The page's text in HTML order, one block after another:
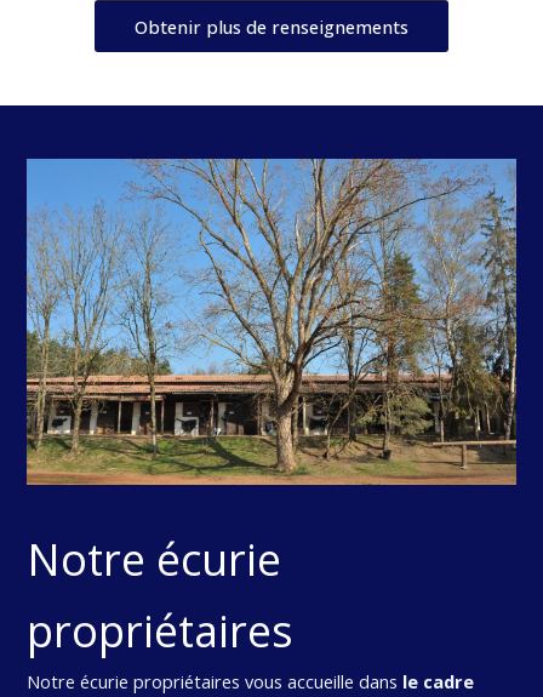
Obtenir plus de renseignements
Notre écurie
propriétaires
Notre écurie propriétaires vous accueille dans le cadre